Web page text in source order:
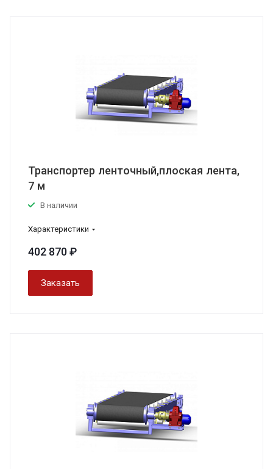
Транспортер ленточный,плоская лента,
7 м
В наличии
Характеристики
402 870 ₽
Заказать